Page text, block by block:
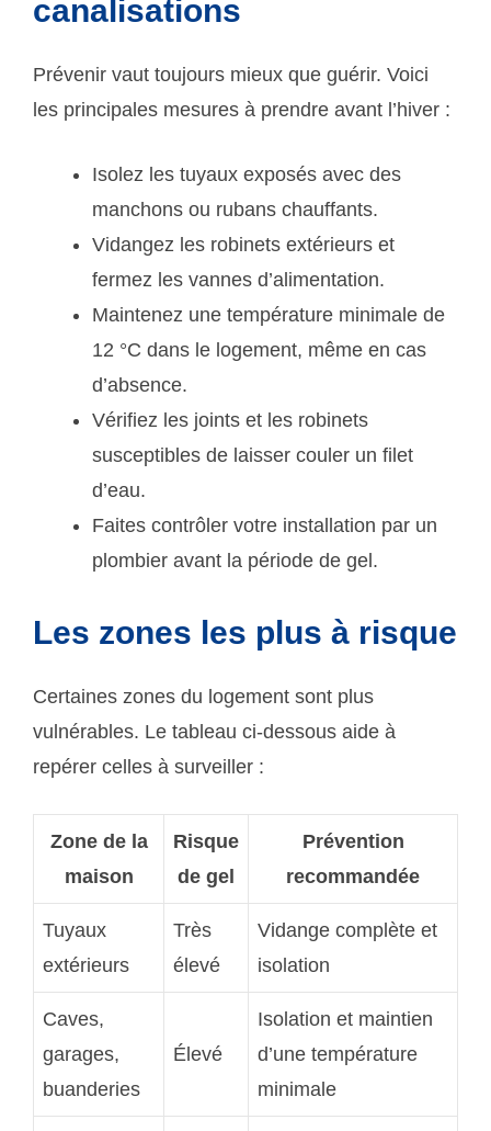
canalisations
Prévenir vaut toujours mieux que guérir. Voici
les principales mesures à prendre avant l’hiver :
Isolez les tuyaux exposés avec des
manchons ou rubans chauffants.
Vidangez les robinets extérieurs et
fermez les vannes d’alimentation.
Maintenez une température minimale de
12 °C dans le logement, même en cas
d’absence.
Vérifiez les joints et les robinets
susceptibles de laisser couler un filet
d’eau.
Faites contrôler votre installation par un
plombier avant la période de gel.
Les zones les plus à risque
Certaines zones du logement sont plus
vulnérables. Le tableau ci-dessous aide à
repérer celles à surveiller :
Zone de la
maison
Risque
de gel
Prévention
recommandée
Tuyaux
extérieurs
Très
élevé
Vidange complète et
isolation
Caves,
garages,
buanderies
Élevé
Isolation et maintien
d’une température
minimale